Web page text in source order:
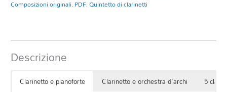
Composizioni originali, PDF,Quintetto di clarinetti
Descrizione
Clarinetto e pianoforte Clarinetto e orchestra d'archi
5